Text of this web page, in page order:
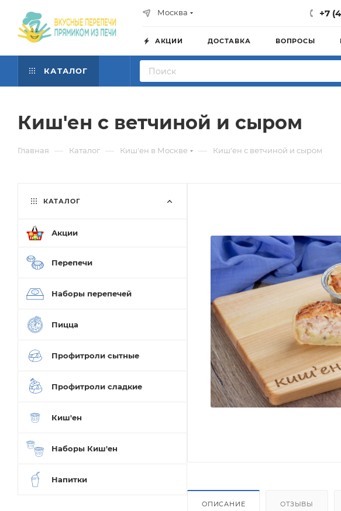
Москва +7
АКЦИИ ДОСТАВКА ВОПРОСЫ
КАТАЛОГ
Киш'ен с ветчиной и сыром
Главная — Каталог — Киш'ен в Москве — Киш'ен с ветчиной и сыром
ОПИСАНИЕ ОТЗЫВЫ
КАТАЛОГ
Акции
Перепечи
Наборы перепечей
Пицца
Профитроли сытные
Профитроли сладкие
Киш'ен
Наборы Киш'ен
Напитки